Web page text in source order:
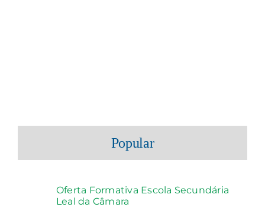
Popular
Oferta Formativa Escola Secundária
Leal da Câmara